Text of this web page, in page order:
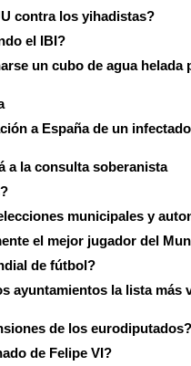
contra los yihadistas?
el IBI?
un cubo de agua helada
a España de un
a la consulta soberanista
municipales y
el mejor jugador del
de fútbol?
ayuntamientos la lista más
de los eurodiputados?
de Felipe VI?